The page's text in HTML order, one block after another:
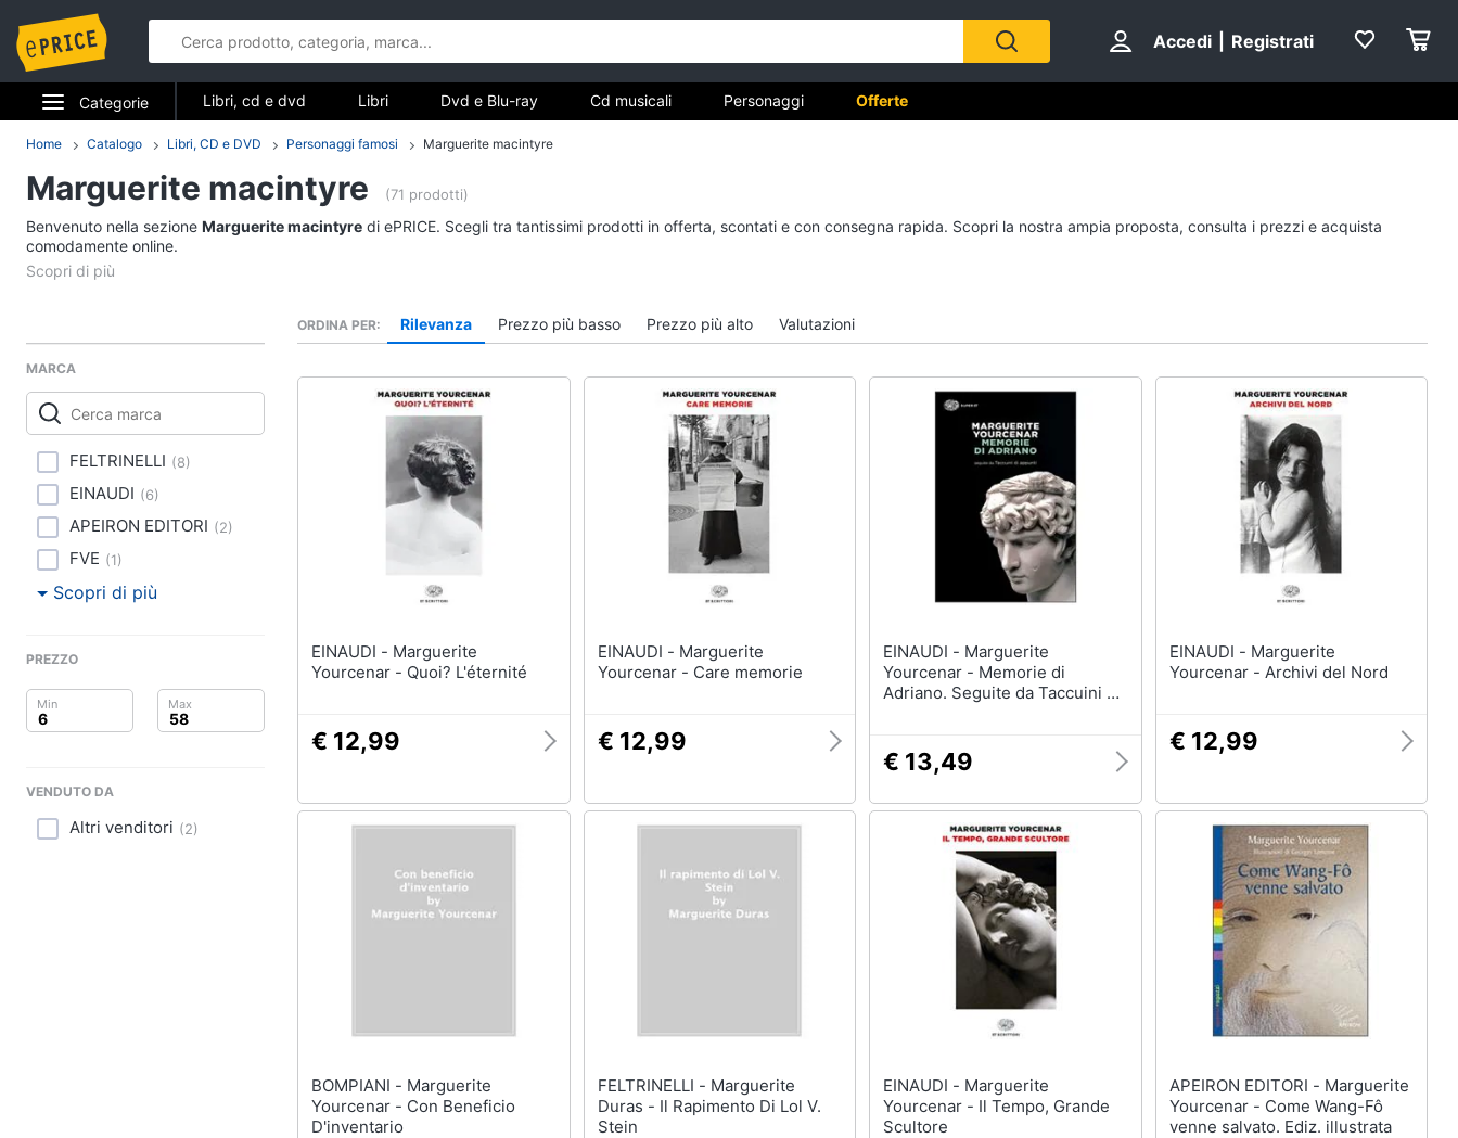
Accedi Registrati
Categorie
Elettrodomestici
Informatica
Telefonia
Smart home
Videogiochi
Audio e musica
Clima
Arredo
Brico e Giardinaggio
Giocattoli
Fotografia
Libri, cd e dvd
Libri di Arte, Design e
Vedi tutti
DVD Film
Vedi tutti
Musica Jazz
Vedi tutti
Barbara D'Urso
Vedi tutti
Libri, cd e dvd Libri Dvd e Blu-ray Cd musicali Personaggi Offerte
Home Catalogo Libri, CD e DVD Personaggi famosi Marguerite macintyre
Marguerite macintyre (71 prodotti)
Benvenuto nella sezione Marguerite macintyre di ePRICE. Scegli tra tantissimi prodotti in offerta, scontati e con consegna rapida. Scopri la nostra ampia proposta, consulta i prezzi e acquista
comodamente online.
MARCA
FELTRINELLI (8)
EINAUDI (6)
APEIRON EDITORI (2)
FVE (1)
Scopri di più
PREZZO
VENDUTO DA
Altri venditori (2)
ORDINA PER Rilevanza Prezzo più basso Prezzo più alto Valutazioni
EINAUDI - Marguerite
Yourcenar - Quoi? L'éternité
€ 12,99
EINAUDI - Marguerite
Yourcenar - Care memorie
€ 12,99
EINAUDI - Marguerite
Yourcenar - Memorie di
Adriano. Seguite da Taccuini di
€ 13,49
EINAUDI - Marguerite
Yourcenar - Archivi del Nord
€ 12,99
BOMPIANI - Marguerite
Yourcenar - Con Beneficio
D'inventario
FELTRINELLI - Marguerite
Duras - Il Rapimento Di Lol V.
Stein
EINAUDI - Marguerite
Yourcenar - Il Tempo, Grande
Scultore
APEIRON EDITORI - Marguerite
Yourcenar - Come Wang-Fô
venne salvato. Ediz. illustrata